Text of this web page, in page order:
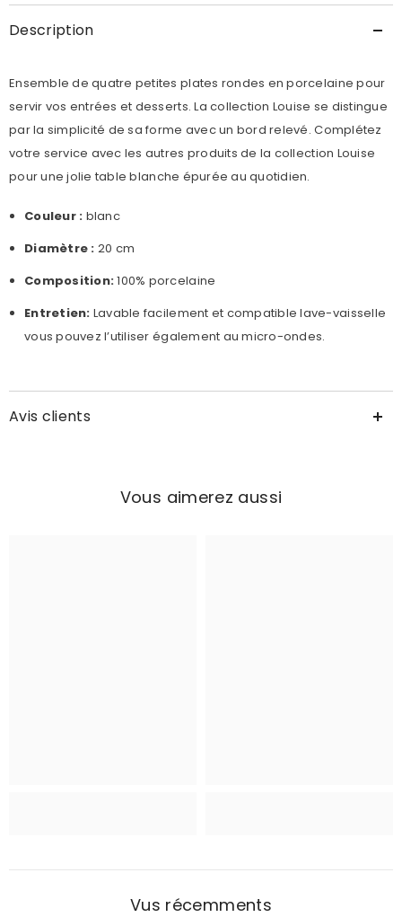
Description
Ensemble de quatre petites plates rondes en porcelaine pour
servir vos entrées et desserts. La collection Louise se distingue
par la simplicité de sa forme avec un bord relevé. Complétez
votre service avec les autres produits de la collection Louise
pour une jolie table blanche épurée au quotidien.
Couleur : blanc
Diamètre : 20 cm
Composition:100% porcelaine
Entretien: Lavable facilement et compatible lave-vaisselle
vous pouvez l’utiliser également au micro-ondes.
Avis clients
Vous aimerez aussi
Vus récemments